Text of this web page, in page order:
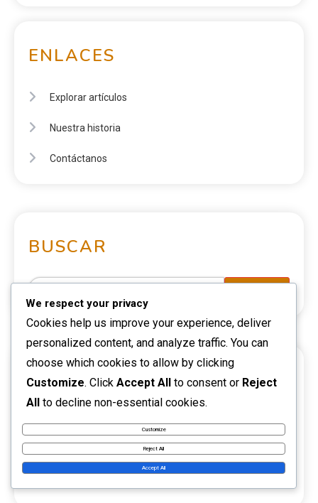
ENLACES
Explorar artículos
Nuestra historia
Contáctanos
BUSCAR
CATEGORÍAS
Aspectos destacados de la carrera
Biografías de Jugadores
We respect your privacy
Cookies help us improve your experience, deliver
personalized content, and analyze traffic. You can
choose which cookies to allow by clicking
Customize. Click Accept All to consent or Reject
All to decline non-essential cookies.
Customize
Reject All
Accept All